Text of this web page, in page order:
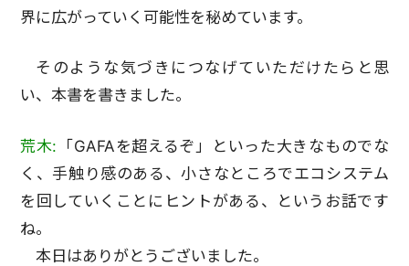
界に広がっていく可能性を秘めています。
そのような気づきにつなげていただけたらと思
い、本書を書きました。
荒木: 「GAFAを超えるぞ」といった大きなものでな
く、手触り感のある、小さなところでエコシステム
を回していくことにヒントがある、というお話です
ね。
本日はありがとうございました。